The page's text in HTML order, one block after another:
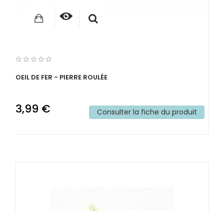
OEIL DE FER - PIERRE ROULÉE
3,99 € Consulter la fiche du produit